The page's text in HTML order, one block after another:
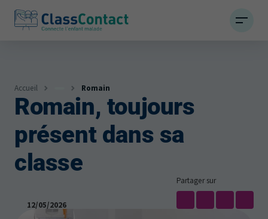
Accueil
Infos
Actualités et témoignages
Romain
Romain, toujours
présent dans sa
classe
12/05/2026
Partager sur